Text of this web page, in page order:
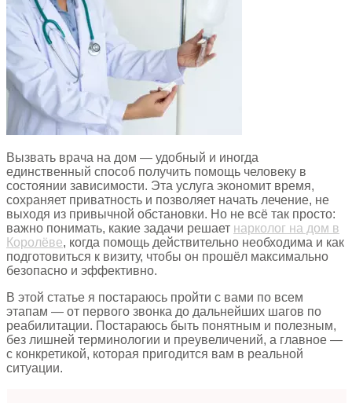
Вызвать врача на дом — удобный и иногда
единственный способ получить помощь человеку в
состоянии зависимости. Эта услуга экономит время,
сохраняет приватность и позволяет начать лечение, не
выходя из привычной обстановки. Но не всё так просто:
важно понимать, какие задачи решает нарколог на дом в
Королёве, когда помощь действительно необходима и как
подготовиться к визиту, чтобы он прошёл максимально
безопасно и эффективно.
В этой статье я постараюсь пройти с вами по всем
этапам — от первого звонка до дальнейших шагов по
реабилитации. Постараюсь быть понятным и полезным,
без лишней терминологии и преувеличений, а главное —
с конкретикой, которая пригодится вам в реальной
ситуации.